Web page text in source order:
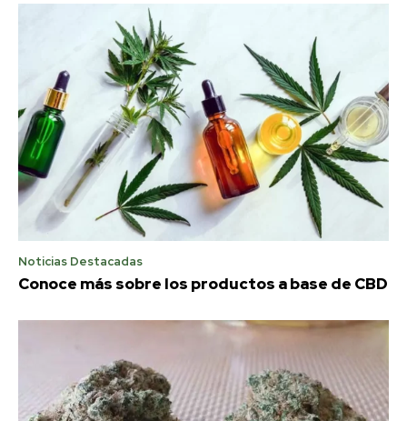
Noticias Destacadas
Conoce más sobre los productos a base de CBD